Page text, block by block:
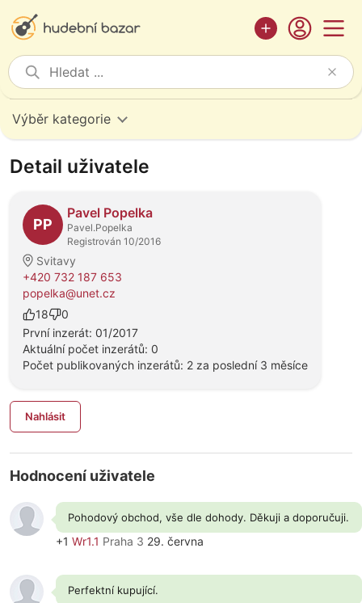
Výběr kategorie
Detail uživatele
PP
Pavel Popelka
Pavel.Popelka
Registrován 10/2016
Svitavy
+420 732 187 653
popelka@unet.cz
18
0
První inzerát: 01/2017
Aktuální počet inzerátů: 0
Počet publikovaných inzerátů: 2 za poslední 3 měsíce
Nahlásit
Hodnocení uživatele
Pohodový obchod, vše dle dohody. Děkuji a doporučuji.
+1 Wr1.1 Praha 3 29. června
Perfektní kupující.